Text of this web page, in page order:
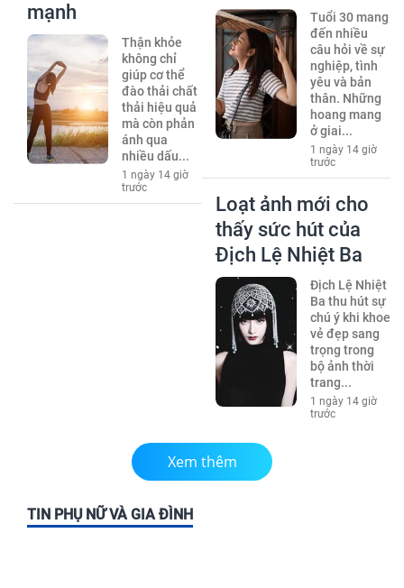
mạnh
Thận khỏe
không chỉ
giúp cơ thể
đào thải chất
thải hiệu quả
mà còn phản
ánh qua
nhiều dấu...
1 ngày 14 giờ
trước
Tuổi 30 mang
đến nhiều
câu hỏi về sự
nghiệp, tình
yêu và bản
thân. Những
hoang mang
ở giai...
1 ngày 14 giờ
trước
Loạt ảnh mới cho
thấy sức hút của
Địch Lệ Nhiệt Ba
Địch Lệ Nhiệt
Ba thu hút sự
chú ý khi khoe
vẻ đẹp sang
trọng trong
bộ ảnh thời
trang...
1 ngày 14 giờ
trước
Xem thêm
TIN PHỤ NỮ VÀ GIA ĐÌNH